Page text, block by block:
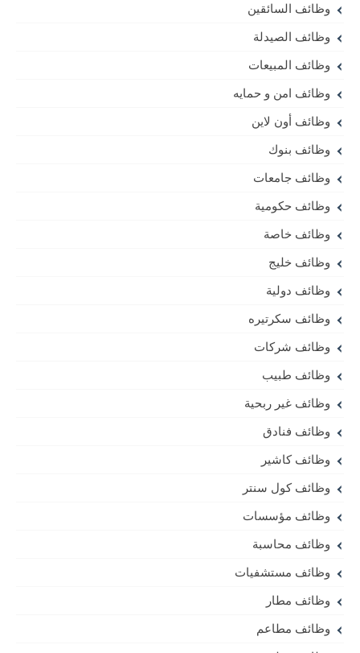
وظائف السائقين
وظائف الصيدلة
وظائف المبيعات
وظائف امن و حمايه
وظائف أون لاين
وظائف بنوك
وظائف جامعات
وظائف حكومية
وظائف خاصة
وظائف خليج
وظائف دولية
وظائف سكرتيره
وظائف شركات
وظائف طبيب
وظائف غير ربحية
وظائف فنادق
وظائف كاشير
وظائف كول سنتر
وظائف مؤسسات
وظائف محاسبة
وظائف مستشفيات
وظائف مطار
وظائف مطاعم